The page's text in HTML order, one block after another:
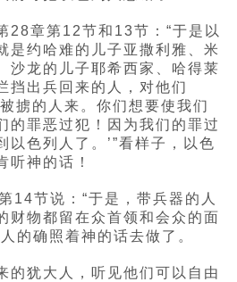
28章第12节和13节：“于是以
是约哈难的儿子亚撒利雅、米
沙龙的儿子耶希西家、哈得莱
挡出兵回来的人，对他们
掳的人来。你们想要使我们
的罪恶过犯！因为我们的罪过
以色列人了。’”看样子，以色
听神的话！
14节说：“于是，带兵器的人
财物都留在众首领和会众的面
的确照着神的话去做了。
的犹大人，听见他们可以自由